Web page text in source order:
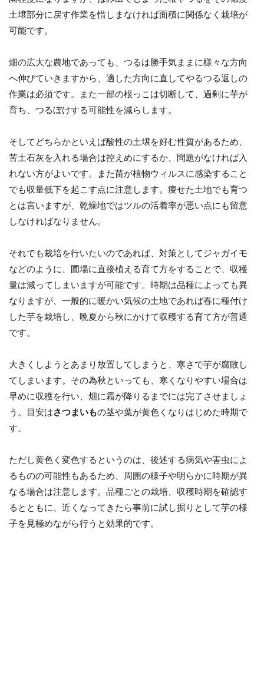
土壌部分に戻す作業を惜しまなければ面積に関係なく栽培が
可能です。
畑の広大な農地であっても、つるは勝手気ままに様々な方向
へ伸びていきますから、適した方向に直してやるつる返しの
作業は必須です。また一部の根っこは切断して、過剰に芋が
育ち、つるぼけする可能性を減らします。
そしてどちらかといえば酸性の土壌を好む性質があるため、
苦土石灰を入れる場合は控えめにするか、問題がなければ入
れない方がよいです。また苗が植物ウィルスに感染すること
でも収量低下を起こす点に注意します。痩せた土地でも育つ
とは言いますが、乾燥地ではツルの活着率が悪い点にも留意
しなければなりません。
それでも栽培を行いたいのであれば、対策としてジャガイモ
などのように、圃場に直接植える育て方をすることで、収穫
量は減ってしまいますが可能です。時期は品種によっても異
なりますが、一般的に暖かい気候の土地であれば春に種付け
した芋を栽培し、晩夏から秋にかけて収穫する育て方が普通
です。
大きくしようとあまり放置してしまうと、寒さで芋が腐敗し
てしまいます。その為秋といっても、寒くなりやすい場合は
早めに収穫を行い、畑に霜が降りるまでには完了させましょ
う。目安はさつまいもの茎や葉が黄色くなりはじめた時期で
す。
ただし黄色く変色するというのは、後述する病気や害虫によ
るものの可能性もあるため、周囲の様子や明らかに時期が異
なる場合は注意します。品種ごとの栽培、収穫時期を確認す
るとともに、近くなってきたら事前に試し掘りとして芋の様
子を見極めながら行うと効果的です。